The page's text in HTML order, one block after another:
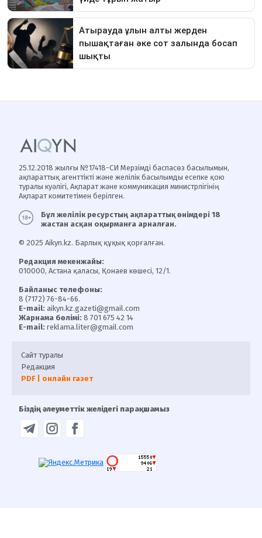
25.12.2018 жылғы №17418-СИ Мерзімді баспасөз басылымын,
ақпараттық агенттікті және желілік басылымды есепке қою
туралы куәлігі, Ақпарат және коммуникация министрлігінің
Ақпарат комитетімен берілген.
Бұл желілік ресурстың ақпараттық өнімдері 18
жастан асқан оқырманға арналған.
© 2025 Aikyn.kz. Барлық құқық қорғалған.
Редакция мекенжайы:
010000, Астана қаласы, Қонаев көшесі, 12/1.
Байланыс телефоны:
8 (7172) 76-84-66.
E-mail: aikyn.kz.gazeti@gmail.com
Жарнама бөлімі: 8 701 675 42 14
E-mail: reklama.liter@gmail.com
Сайт туралы
Редакция
PDF | онлайн газет
Біздің әлеуметтік желідегі парақшамыз